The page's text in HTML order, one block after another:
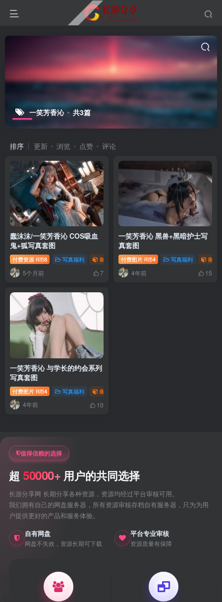
一笑芳香沁 共3篇
排序 更新 浏览 点赞 评论
蠢沫沫/一笑芳香沁 COS吸血
鬼+狐写真套图
付费资源 R币8 写真福利 御姐写真照片专题 萝莉写真照片专题
5个月前 7
一笑芳香沁 黑兽+黑暗护士写
真套图
付费图片 R币4 写真福利 御姐
4年前 15
一笑芳香沁 与学长的约会系列
写真套图
付费图片 R币4 写真福利 御姐写真照片专题
4年前 10
值得信赖的选择
超 50000+ 用户的共同选择
长游分享网 长期分享各种资源，资源均经过平台审核可用。
我们拥有自己的网盘服务器，所有资源审核存档自有服务器，只为为用
户提供更好的产品和服务体验。
自有网盘
网盘不失效，资源长期可下载
平台专业审核
资源质量有保障